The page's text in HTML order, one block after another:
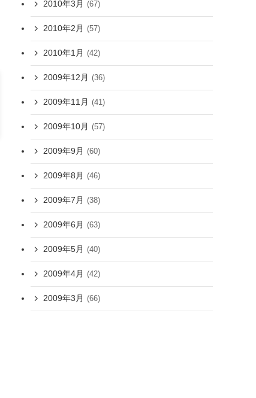
2010年3月 (67)
2010年2月 (57)
2010年1月 (42)
2009年12月 (36)
2009年11月 (41)
2009年10月 (57)
2009年9月 (60)
2009年8月 (46)
2009年7月 (38)
2009年6月 (63)
2009年5月 (40)
2009年4月 (42)
2009年3月 (66)